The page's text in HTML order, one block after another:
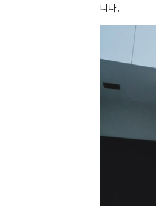
니다.